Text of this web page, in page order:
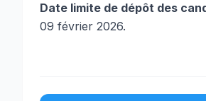
Date limite de dépôt des
09 février 2026.